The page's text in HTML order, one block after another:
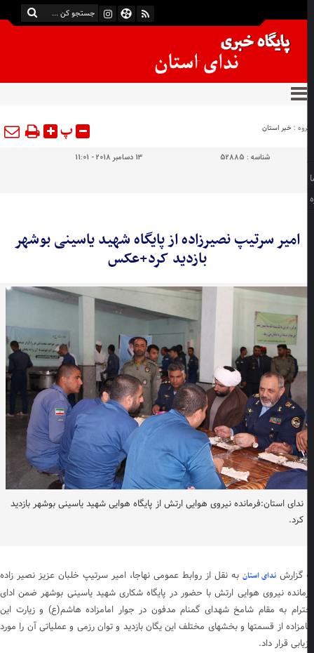
:خبر استان پ
شناسه :52885
امیر سرتیپ نصیرزاده از پایگاه شهید یاسینی بوشهر
بازدید کرد+عکس
ندای استان:فرمانده نیروی هوایی ارتش از پایگاه هوایی شهید یاسینی بوشهر بازدید
کرد.
گزارشندای استانبه نقل از روابط عمومی نهاجا، امیر سرتیپ خلبان عزیز نصیر زاده
نیروی هوایی ارتش با حضور در پایگاه شکاری شهید یاسینی بوشهر ضمن ادای
به مقام شامخ شهدای گمنام مدفون در جوار امامزاده هاشم(ع) و زیارت این
از قسمتها و بخشهای مختلف این یگان بازدید و توان رزمی و عملیاتی آن را مورد
قرار داد.